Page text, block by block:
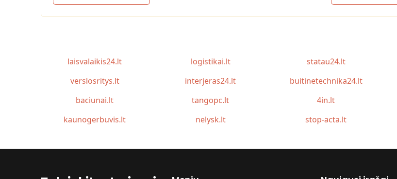
laisvalaikis24.lt logistikai.lt statau24.lt
verslosritys.lt
interjeras24.lt buitinetechnika24.lt
baciunai.lt
tangopc.lt 4in.lt
kaunogerbuvis.lt
nelysk.lt stop-acta.lt